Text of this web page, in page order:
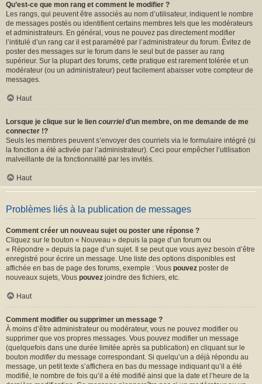
Qu’est-ce que mon rang et comment le modifier ?
Les rangs, qui peuvent être associés au nom d’utilisateur, indiquent le nombre
de messages postés ou identifient certains membres tels que les modérateurs
et administrateurs. En général, vous ne pouvez pas directement modifier
l’intitulé d’un rang car il est paramétré par l’administrateur du forum. Évitez de
poster des messages sur le forum dans le seul but de passer au rang
supérieur. Sur la plupart des forums, cette pratique est rarement tolérée et un
modérateur (ou un administrateur) peut facilement abaisser votre compteur de
messages.
Haut
Lorsque je clique sur le lien courrield’un membre, on me demande de me
connecter !?
Seuls les membres peuvent s’envoyer des courriels via le formulaire intégré (si
la fonction a été activée par l’administrateur). Ceci pour empêcher l’utilisation
malveillante de la fonctionnalité par les invités.
Haut
Problèmes liés à la publication de messages
Comment créer un nouveau sujet ou poster une réponse ?
Cliquez sur le bouton « Nouveau » depuis la page d’un forum ou
« Répondre » depuis la page d’un sujet. Il se peut que vous ayez besoin d’être
enregistré pour écrire un message. Une liste des options disponibles est
affichée en bas de page des forums, exemple : Vous pouvez poster de
nouveaux sujets, Vous pouvez joindre des fichiers, etc.
Haut
Comment modifier ou supprimer un message ?
À moins d’être administrateur ou modérateur, vous ne pouvez modifier ou
supprimer que vos propres messages. Vous pouvez modifier un message
(quelquefois dans une durée limitée après sa publication) en cliquant sur le
bouton modifierdu message correspondant. Si quelqu’un a déjà répondu au
message, un petit texte s’affichera en bas du message indiquant qu’il a été
modifié, le nombre de fois qu’il a été modifié ainsi que la date et l’heure de la